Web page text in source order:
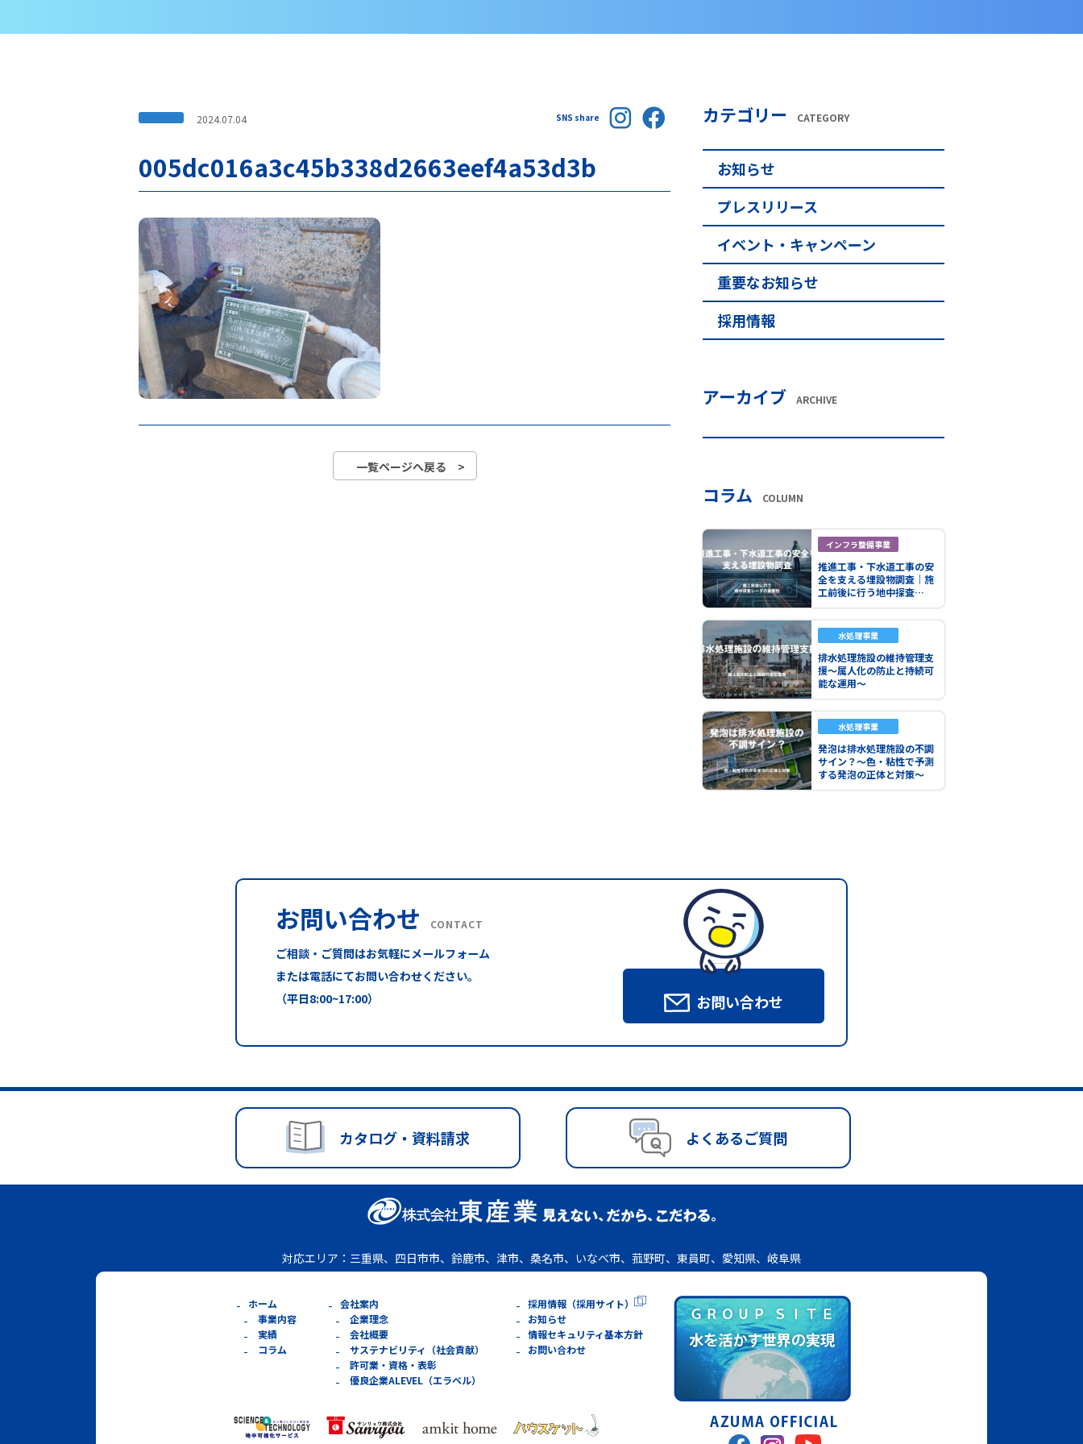
2024.07.04 SNS share
005dc016a3c45b338d2663eef4a53d3b
一覧ページへ戻る >
カテゴリー CATEGORY
お知らせ
プレスリリース
イベント・キャンペーン
重要なお知らせ
採用情報
アーカイブ ARCHIVE
コラム COLUMN
インフラ整備事業
推進工事・下水道工事の安
全を支える埋設物調査｜施
工前後に行う地中探査…
水処理事業
排水処理施設の維持管理支
援～属人化の防止と持続可
能な運用～
水処理事業
発泡は排水処理施設の不調
サイン？～色・粘性で予測
する発泡の正体と対策～
お問い合わせ CONTACT
ご相談・ご質問はお気軽にメールフォーム
または電話にてお問い合わせください。
（平日8:00~17:00）
お問い合わせ
カタログ・資料請求 よくあるご質問
対応エリア： 三重県、四日市市、鈴鹿市、津市、桑名市、いなべ市、菰野町、東員町、愛知県、岐阜県
ホーム
事業内容
実績
コラム
会社案内
企業理念
会社概要
サステナビリティ（社会貢献）
許可業・資格・表彰
優良企業ALEVEL（エラベル）
採用情報（採用サイト）
お知らせ
情報セキュリティ基本方針
お問い合わせ